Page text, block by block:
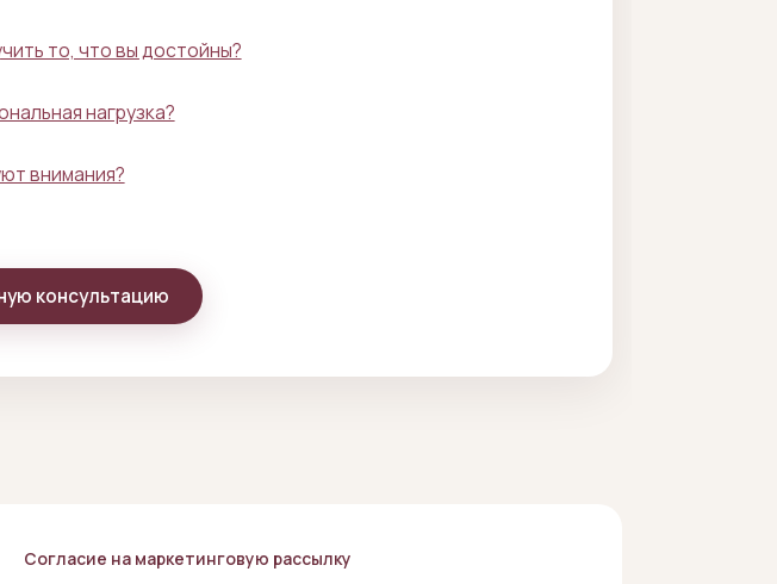
то, что вы достойны?
нагрузка?
внимания?
консультацию
Согласие на маркетинговую рассылку